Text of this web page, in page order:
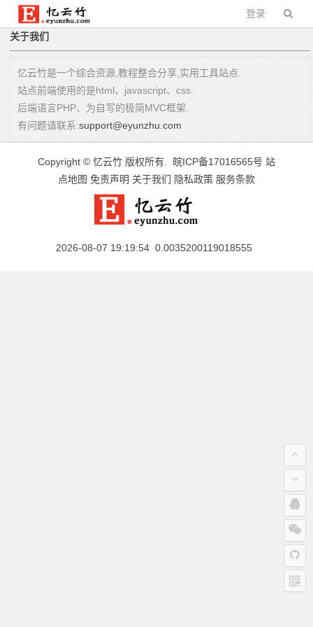
登录
关于我们
忆云竹是一个综合资源,教程整合分享,实用工具站点.
站点前端使用的是html、javascript、css.
后端语言PHP、为自写的极简MVC框架.
有问题请联系:support@eyunzhu.com
Copyright © 忆云竹 版权所有. 皖ICP备17016565号 站
点地图 免责声明 关于我们 隐私政策 服务条款
2026-08-07 19:19:54 0.0035200119018555